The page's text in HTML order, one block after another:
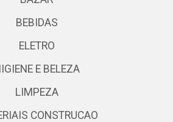
BEBIDAS
ELETRO
E BELEZA
LIMPEZA
CONSTRUCAO